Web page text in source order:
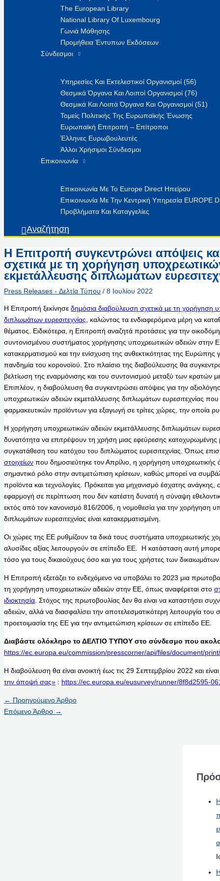
The European Library
National Library Of Luxembourg
Γωνιά Μάθησης
Προμήθεια Έντυπων Εκδόσεων
Σύνδεσμοι
Υπηρεσίες Και Εκτελεστικοί Οργανισμοί (56)
Θεσμικά Όργανα Και Λοιποί Οργανισμοί (76)
Θεσμικά Και Λοιπά Όργανα Και Οργανισμοί (51)
Τομείς Πολιτικής Της Ευρωπαϊκής Ένωσης
Ευρωπαϊκή Επιτροπή – Επίτροποι
Έλληνες Ευρωβουλευτές
Άλλοι Χρήσιμοι Σύνδεσμοι
Επικοινωνία
Επικοινωνία Με Το Europe Direct Ηπείρου
Επικοινωνία Με Την Κεντρική Υπηρεσία EUROPE
Προβλήματα Και Καταγγελίες
Αναζήτηση
Η Επιτροπή συγκεντρώνει απόψεις
σχετικά με τη χορήγηση
εκμετάλλευσης διπλωμάτων
Press Releases - Δελτία Τύπου / 8 Ιουλίου 2022
Η Επιτροπή ξεκίνησε δημόσια διαβούλευση σχετικά με τη χορήγηση
διπλωμάτων ευρεσιτεχνίας , καλώντας τα ενδιαφερόμενα μέρη να
θέματος. Ειδικότερα, η Επιτροπή αναζητά προτάσεις για την
συντονισμένου συστήματος χορήγησης υποχρεωτικών αδειών στην
κατακερματισμού και την ενίσχυση της ανθεκτικότητας της Ευρώπης
πανδημία του κορονοϊού. Στο πλαίσιο της διαβούλευσης θα
βελτίωση της εναρμόνισης και του συντονισμού μεταξύ των κρατών
Επιπλέον, η διαβούλευση θα συγκεντρώσει απόψεις για την
υποχρεωτικών αδειών εκμετάλλευσης διπλωμάτων ευρεσιτεχνίας που
φαρμακευτικών προϊόντων για εξαγωγή σε τρίτες χώρες, την οποία
Η χορήγηση υποχρεωτικών αδειών εκμετάλλευσης διπλωμάτων
δυνατότητα να επιτρέψουν τη χρήση μιας εφεύρεσης κατοχυρωμένης
συγκατάθεση του κατόχου του διπλώματος ευρεσιτεχνίας. Όπως
στοιχείων που δημοσιεύτηκε τον Απρίλιο, η χορήγηση υποχρεωτικής
σημαντικό ρόλο στην αντιμετώπιση κρίσεων, καθώς μπορεί να
προϊόντα και τεχνολογίες. Πρόκειται για μηχανισμό έσχατης ανάγκης,
εφαρμογή σε περίπτωση που δεν κατέστη δυνατή η σύναψη
εκτός από τον κανονισμό 816/2006, η νομοθεσία για την χορήγηση
διπλωμάτων ευρεσιτεχνίας είναι κατακερματισμένη.
Οι χώρες της ΕΕ ρυθμίζουν τα δικά τους συστήματα υποχρεωτικής
αλυσίδες αξίας λειτουργούν σε επίπεδο ΕΕ. Η κατάσταση αυτή
τόσο για τους δικαιούχους όσο και για τους χρήστες των δικαιωμάτων
Η Επιτροπή εξετάζει το ενδεχόμενο να υποβάλει το 2023 μια
τη χορήγηση υποχρεωτικών αδειών στην ΕΕ, όπως αναφέρεται στο
ιδιοκτησία . Στόχος της πρωτοβουλίας δεν θα είναι να καταστήσει
αδειών, αλλά να διασφαλίσει την αποτελεσματικότερη λειτουργία του
προετοιμασία της ΕΕ για την αντιμετώπιση κρίσεων σε επίπεδο ΕΕ.
Διαβάστε ολόκληρο το ΔΕΛΤΙΟ ΤΥΠΟΥ στο σύνδεσμο που
https://ec.europa.eu/commission/presscorner/api/files/document/
Η διαβούλευση θα είναι ανοικτή έως τις 29 Σεπτεμβρίου 2022 και
την άποψή σας» : https://ec.europa.eu/eusurvey/runner/8f8d2595-
← Προηγούμενο Άρθρο
Επόμενο Άρθρο →